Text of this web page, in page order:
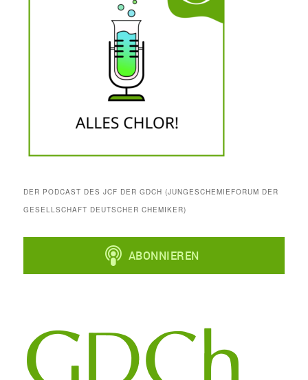
DER PODCAST DES JCF DER GDCH (JUNGESCHEMIEFORUM DER
GESELLSCHAFT DEUTSCHER CHEMIKER)